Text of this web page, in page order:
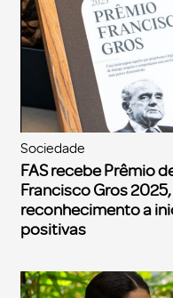
Sociedade
FAS recebe Prêmio
Francisco Gros
reconhecimento a
positivas